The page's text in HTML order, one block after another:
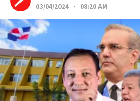
03/04/2024 · 08:20 AM